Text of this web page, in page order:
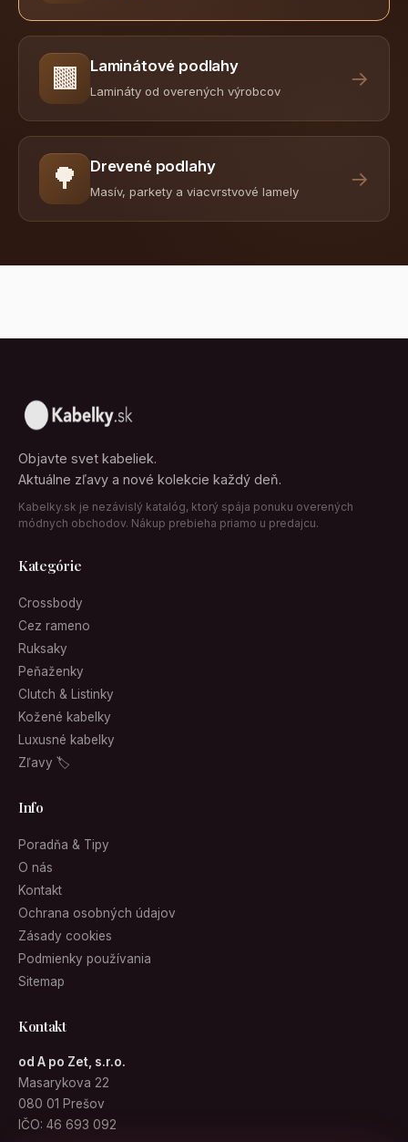
🟫 Laminátové podlahy
Lamináty od overených výrobcov
→
🌳 Drevené podlahy
Masív, parkety a viacvrstvové lamely
→
Objavte svet kabeliek.
Aktuálne zľavy a nové kolekcie každý deň.
Kabelky.sk je nezávislý katalóg, ktorý spája ponuku overených
módnych obchodov. Nákup prebieha priamo u predajcu.
Kategórie
Crossbody
Cez rameno
Ruksaky
Peňaženky
Clutch & Listinky
Kožené kabelky
Luxusné kabelky
Zľavy 🏷
Info
Poradňa & Tipy
O nás
Kontakt
Ochrana osobných údajov
Zásady cookies
Podmienky používania
Sitemap
Kontakt
od A po Zet, s.r.o.
Masarykova 22
080 01 Prešov
IČO: 46 693 092